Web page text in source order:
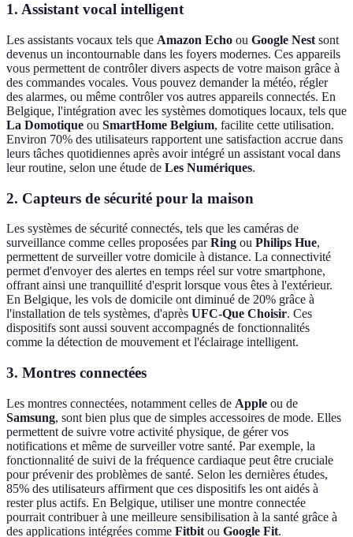
1. Assistant vocal intelligent
Les assistants vocaux tels que Amazon Echo ou Google Nest sont
devenus un incontournable dans les foyers modernes. Ces appareils
vous permettent de contrôler divers aspects de votre maison grâce à
des commandes vocales. Vous pouvez demander la météo, régler
des alarmes, ou même contrôler vos autres appareils connectés. En
Belgique, l'intégration avec les systèmes domotiques locaux, tels que
La Domotique ou SmartHome Belgium, facilite cette utilisation.
Environ 70% des utilisateurs rapportent une satisfaction accrue dans
leurs tâches quotidiennes après avoir intégré un assistant vocal dans
leur routine, selon une étude de Les Numériques.
2. Capteurs de sécurité pour la maison
Les systèmes de sécurité connectés, tels que les caméras de
surveillance comme celles proposées parRing ou Philips Hue,
permettent de surveiller votre domicile à distance. La connectivité
permet d'envoyer des alertes en temps réel sur votre smartphone,
offrant ainsi une tranquillité d'esprit lorsque vous êtes à l'extérieur.
En Belgique, les vols de domicile ont diminué de 20% grâce à
l'installation de tels systèmes, d'après UFC-Que Choisir. Ces
dispositifs sont aussi souvent accompagnés de fonctionnalités
comme la détection de mouvement et l'éclairage intelligent.
3. Montres connectées
Les montres connectées, notamment celles de Apple ou de
Samsung, sont bien plus que de simples accessoires de mode. Elles
permettent de suivre votre activité physique, de gérer vos
notifications et même de surveiller votre santé. Par exemple, la
fonctionnalité de suivi de la fréquence cardiaque peut être cruciale
pour prévenir des problèmes de santé. Selon les dernières études,
85% des utilisateurs affirment que ces dispositifs les ont aidés à
rester plus actifs. En Belgique, utiliser une montre connectée
pourrait contribuer à une meilleure sensibilisation à la santé grâce à
des applications intégrées comme Fitbit ou Google Fit.